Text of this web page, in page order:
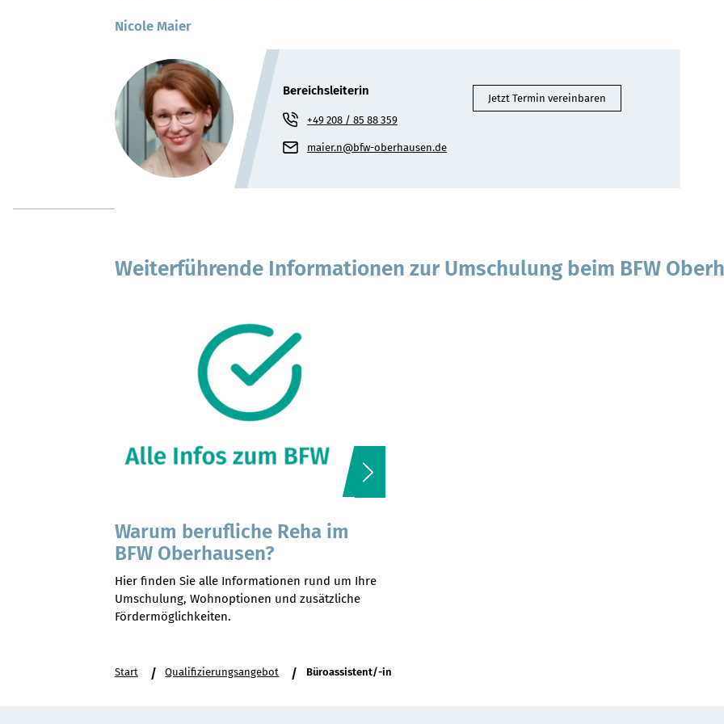
Nicole Maier
Bereichsleiterin
+49 208 / 85 88 359
maier.n bfw-oberhausen
"«@&
.de
Jetzt Termin vereinbaren
Weiterführende Informationen zur Umschulung beim BFW
Warum berufliche Reha im
BFW Oberhausen?
Hier finden Sie alle Informationen rund um Ihre
Umschulung, Wohnoptionen und zusätzliche
Fördermöglichkeiten.
Sie
Start Qualifizierungsangebot Büroassistent/-in